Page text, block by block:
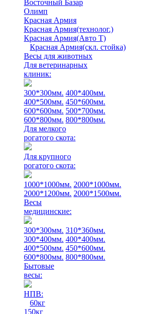
Восточный Базар
Олимп
Красная Армия
Красная Армия(технолог.)
Красная Армия(Авто Т)
Красная Армия(скл. стойка)
Весы для животных
Для ветеринарных
клиник:
300*300мм. 400*400мм.
400*500мм. 450*600мм.
600*600мм. 500*700мм.
600*800мм. 800*800мм.
Для мелкого
рогатого скота:
Для крупного
рогатого скота:
1000*1000мм. 2000*1000мм.
2000*1200мм. 2000*1500мм.
Весы
медицинские:
300*300мм. 310*360мм.
300*400мм. 400*400мм.
400*500мм. 450*600мм.
600*800мм. 800*800мм.
Бытовые
весы:
НПВ:
60кг
150кг